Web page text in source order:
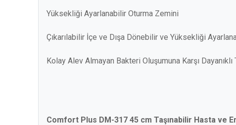
Yüksekliği Ayarlanabilir Oturma Zemini
Çıkarılabilir İçe ve Dışa Dönebilir ve Yüksekliği
Kolay Alev Almayan Bakteri Oluşumuna Karşı
Comfort Plus DM-317 45 cm Taşınabilir Hasta ve